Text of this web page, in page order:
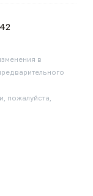
в
пожалуйста,